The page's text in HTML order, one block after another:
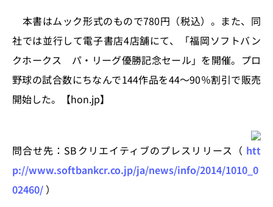
本書はムック形式のもので780円（税込）。また、同
社では並行して電子書店4店舗にて、「福岡ソフトバン
クホークス パ・リーグ優勝記念セール」を開催。プロ
野球の試合数にちなんで144作品を44〜90％割引で販売
開始した。【hon.jp】
問合せ先：SBクリエイティブのプレスリリース（ htt
p://www.softbankcr.co.jp/ja/news/info/2014/1010_0
02460/ ）